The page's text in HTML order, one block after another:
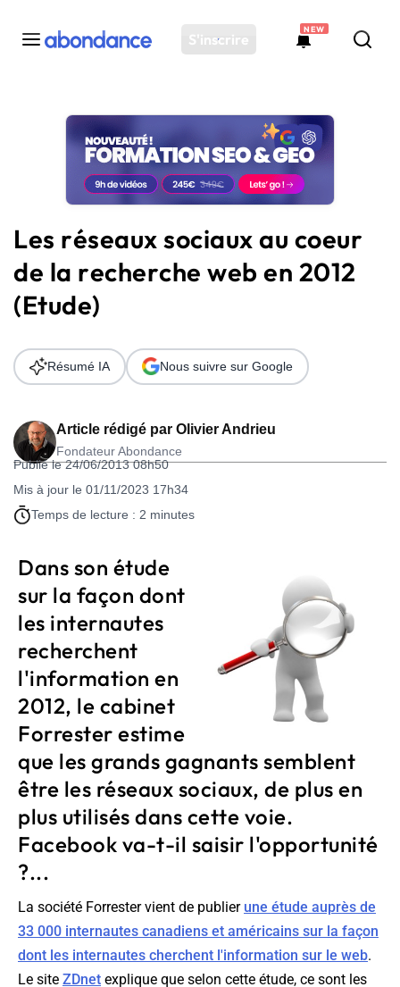
S'inscrire
NEW
Toutes les actus
Actus SEO
Plateforme
Solutions
Ressources
Audit SEO
Les réseaux sociaux au coeur
de la recherche web en 2012
(Etude)
Article rédigé par Olivier Andrieu
Fondateur Abondance
Publié le 24/06/2013 08h50
Mis à jour le 01/11/2023 17h34
Temps de lecture : 2 minutes
Résumé IA Nous suivre sur Google
Dans son étude
sur la façon dont
les internautes
recherchent
l'information en
2012, le cabinet
Forrester estime
que les grands gagnants semblent
être les réseaux sociaux, de plus en
plus utilisés dans cette voie.
Facebook va-t-il saisir l'opportunité
?...
La société Forrester vient de publier une étude auprès de
33 000 internautes canadiens et américains sur la façon
dont les internautes cherchent l'information sur le web.
Le site ZDnet explique que selon cette étude, ce sont les